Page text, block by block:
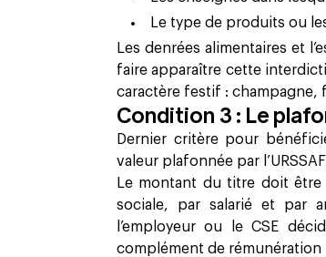
Le type de produits ou
Les denrées alimentaires et
faire apparaître cette
caractère festif : champagne,
Condition 3 : Le
Dernier critère pour
valeur plafonnée par
Le montant du titre doit
sociale, par salarié et par
l’employeur ou le CSE
complément de rémunération